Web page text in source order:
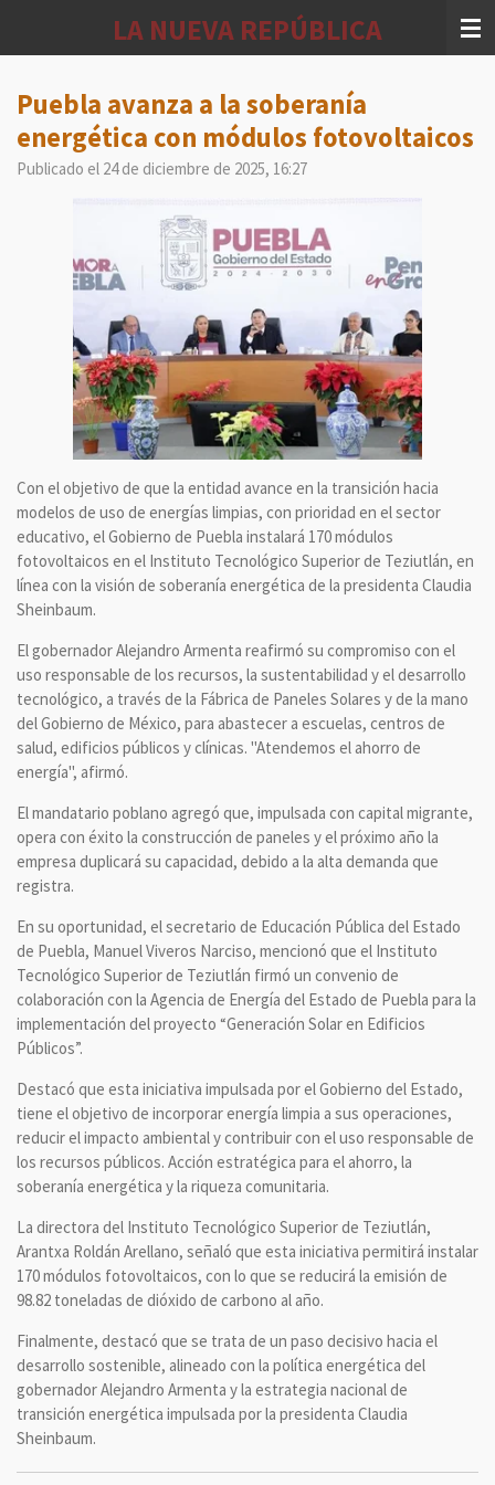
principal
LA NUEVA REPÚBLICA
Puebla avanza a la soberanía
energética con módulos fotovoltaicos
Publicado el 24 de diciembre de 2025, 16:27
Con el objetivo de que la entidad avance en la transición hacia
modelos de uso de energías limpias, con prioridad en el sector
educativo, el Gobierno de Puebla instalará 170 módulos
fotovoltaicos en el Instituto Tecnológico Superior de Teziutlán, en
línea con la visión de soberanía energética de la presidenta Claudia
Sheinbaum.
El gobernador Alejandro Armenta reafirmó su compromiso con el
uso responsable de los recursos, la sustentabilidad y el desarrollo
tecnológico, a través de la Fábrica de Paneles Solares y de la mano
del Gobierno de México, para abastecer a escuelas, centros de
salud, edificios públicos y clínicas. "Atendemos el ahorro de
energía", afirmó.
El mandatario poblano agregó que, impulsada con capital migrante,
opera con éxito la construcción de paneles y el próximo año la
empresa duplicará su capacidad, debido a la alta demanda que
registra.
En su oportunidad, el secretario de Educación Pública del Estado
de Puebla, Manuel Viveros Narciso, mencionó que el Instituto
Tecnológico Superior de Teziutlán firmó un convenio de
colaboración con la Agencia de Energía del Estado de Puebla para la
implementación del proyecto “Generación Solar en Edificios
Públicos”.
Destacó que esta iniciativa impulsada por el Gobierno del Estado,
tiene el objetivo de incorporar energía limpia a sus operaciones,
reducir el impacto ambiental y contribuir con el uso responsable de
los recursos públicos. Acción estratégica para el ahorro, la
soberanía energética y la riqueza comunitaria.
La directora del Instituto Tecnológico Superior de Teziutlán,
Arantxa Roldán Arellano, señaló que esta iniciativa permitirá instalar
170 módulos fotovoltaicos, con lo que se reducirá la emisión de
98.82 toneladas de dióxido de carbono al año.
Finalmente, destacó que se trata de un paso decisivo hacia el
desarrollo sostenible, alineado con la política energética del
gobernador Alejandro Armenta y la estrategia nacional de
transición energética impulsada por la presidenta Claudia
Sheinbaum.